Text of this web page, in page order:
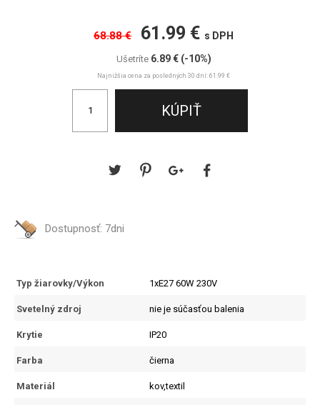
68.88 € 61.99 € s DPH
Ušetríte 6.89 € (-10%)
Najnižšia cena za posledných 30 dní: 61.99 €
Dostupnosť: 7dni
Typ žiarovky/Výkon 1xE27 60W 230V
Svetelný zdroj nie je súčasťou balenia
Krytie IP20
Farba čierna
Materiál kov,textil